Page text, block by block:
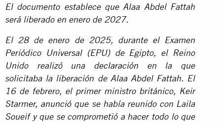
El documento establece que Alaa Abdel Fattah
será liberado en enero de 2027.
El 28 de enero de 2025, durante el Examen
Periódico Universal (EPU) de Egipto, el Reino
Unido realizó una declaración en la que
solicitaba la liberación de Alaa Abdel Fattah. El
16 de febrero, el primer ministro británico, Keir
Starmer, anuncióque se había reunido con Laila
Soueif y que se comprometió a hacer todo lo que